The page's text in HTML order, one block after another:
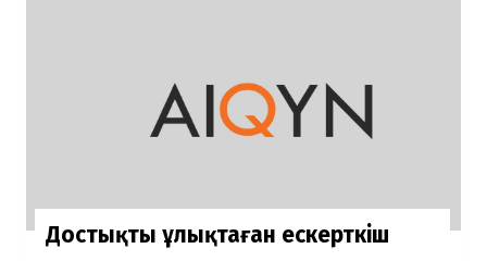
Достықты ұлықтаған ескерткіш